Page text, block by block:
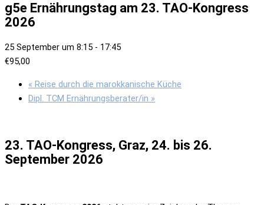
g5e Ernährungstag am 23. TAO-Kongress
2026
25 September um 8:15 - 17:45
€95,00
« Reise durch die marokkanische Küche
Dipl. TCM Ernährungsberater/in »
23. TAO-Kongress, Graz, 24. bis 26.
September 2026